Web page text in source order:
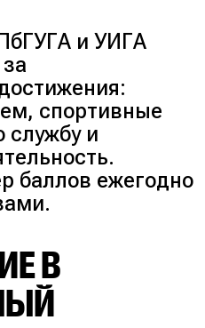
и УИГА
спортивные
службу и
.
баллов ежегодно
В